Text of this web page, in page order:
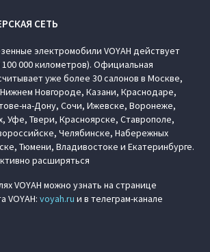
СЕТЬ
электромобили VOYAH действует
100 000 километров). Официальная
уже более 30 салонов в Москве,
Новгороде, Казани, Краснодаре,
на-Дону, Сочи, Ижевске, Воронеже,
Уфе, Твери, Красноярске, Ставрополе,
Челябинске, Набережных
Тюмени, Владивостоке и Екатеринбурге.
расширяться
VOYAH можно узнать на странице
VOYAH: voyah.ru и в телеграм-канале